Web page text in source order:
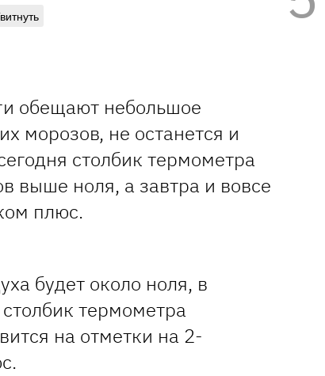
обещают небольшое
морозов, не останется и
столбик термометра
выше ноля, а завтра и вовсе
плюс.
будет около ноля, в
термометра
на отметки на 2-